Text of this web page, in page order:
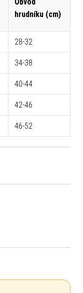
hrudníku (cm)
28-32
34-38
40-44
42-46
46-52